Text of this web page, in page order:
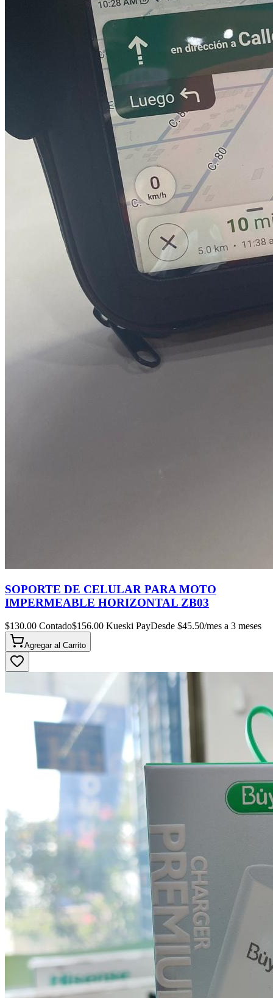
SOPORTE DE CELULAR PARA MOTO
IMPERMEABLE HORIZONTAL ZB03
$130.00 Contado$156.00 Kueski PayDesde $45.50/mes a 3 meses
Agregar al Carrito